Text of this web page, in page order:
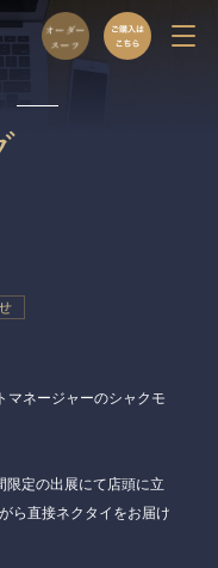
マネージャーのシャクモ
限定の出展にて店頭に立
ら直接ネクタイをお届け